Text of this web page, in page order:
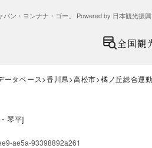
パン・ヨンナナ・ゴー」 Powered by 日本観光振
全国観
ータベース 香川県 高松市 橘ノ丘総合運
琴平]
ae5a-93398892a261